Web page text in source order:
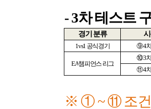
- 3차 테스트
경기 분류
1vs1 공식경기 ⑨4
EA챔피언스 리그
⑩3
⑪4
※ ①~⑪ 조